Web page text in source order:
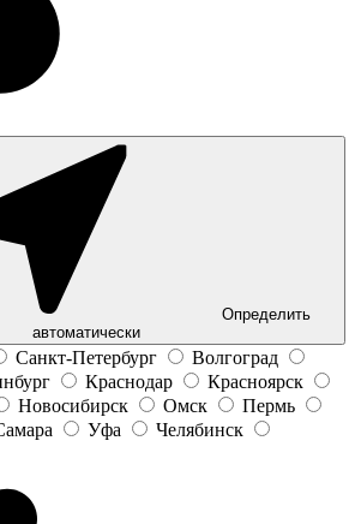
Определить
автоматически
Санкт-Петербург
Волгоград
Краснодар
Красноярск
Новосибирск Омск
Пермь
Уфа Челябинск